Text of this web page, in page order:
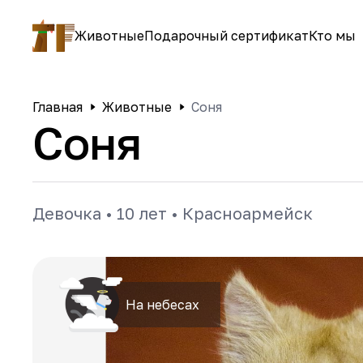
ЖивотныеПодарочный сертификатКто мы
Главная Животные Соня
Соня
Девочка • 10 лет • Красноармейск
На небесах